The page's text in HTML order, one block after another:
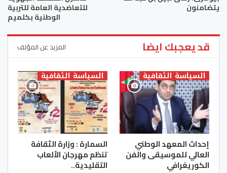
يتضامنون للتعاضدية العامة للتربية
الوطنية بكلميم‎
قد يعجبك ايضا المزيد عن المؤلف
السياسة الثقافية
إحداث المعهد الوطني
العالي للموسيقى والفن
الكوريغرافي
السياسة الثقافية
السمارة : وزارة الثقافة
تنظم مهرجان الألعاب
التقليدية..